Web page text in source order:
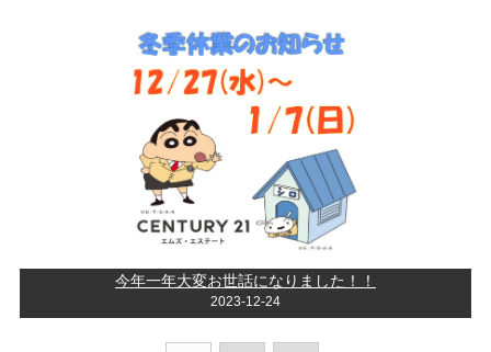
今年一年大変お世話になりました！！
2023-12-24